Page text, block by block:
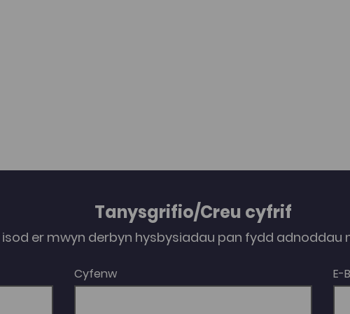
Tanysgrifio/Creu cyfrif
er mwyn derbyn hysbysiadau pan fydd adnoddau
Cyfenw E-